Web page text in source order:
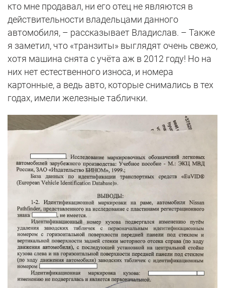
кто мне продавал, ни его отец не являются в
действительности владельцами данного
автомобиля, – рассказывает Владислав. – Также
я заметил, что «транзиты» выглядят очень свежо,
хотя машина снята с учёта аж в 2012 году! Но на
них нет естественного износа, и номера
картонные, а ведь авто, которые снимались в тех
годах, имели железные таблички.